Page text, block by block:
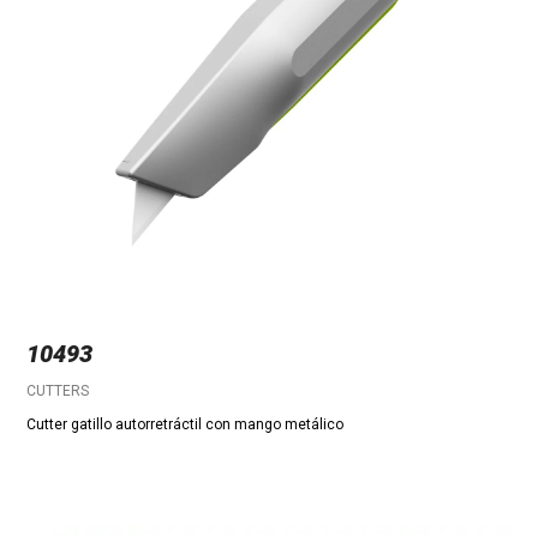
10493
CUTTERS
Cutter gatillo autorretráctil con mango metálico